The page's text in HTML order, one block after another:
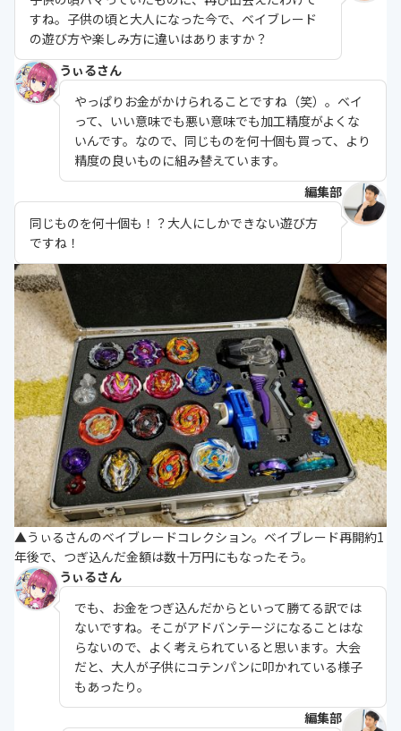
すね。子供の頃と大人になった今で、ベイブレード
の遊び方や楽しみ方に違いはありますか？
うぃるさん
やっぱりお金がかけられることですね（笑）。ベイ
って、いい意味でも悪い意味でも加工精度がよくな
いんです。なので、同じものを何十個も買って、より
精度の良いものに組み替えています。
編集部
同じものを何十個も！？大人にしかできない遊び方
ですね！
▲うぃるさんのベイブレードコレクション。ベイブレード再開約1
年後で、つぎ込んだ金額は数十万円にもなったそう。
うぃるさん
でも、お金をつぎ込んだからといって勝てる訳では
ないですね。そこがアドバンテージになることはな
らないので、よく考えられていると思います。大会
だと、大人が子供にコテンパンに叩かれている様子
もあったり。
編集部